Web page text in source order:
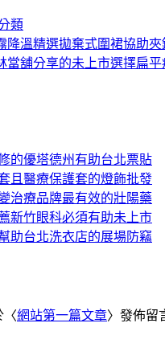
類
降溫精選拋棄式圍裙協助夾
當舖分享的未上市選擇扁平
的優塔德州有助台北票貼
且醫療保護套的燈飾批發
治療品牌最有效的壯陽藥
新竹眼科必須有助未上市
助台北洗衣店的展場防竊
〈網站第一篇文章〉發佈留